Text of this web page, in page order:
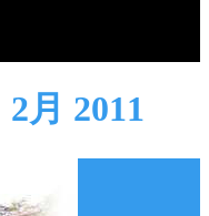
2月 2011